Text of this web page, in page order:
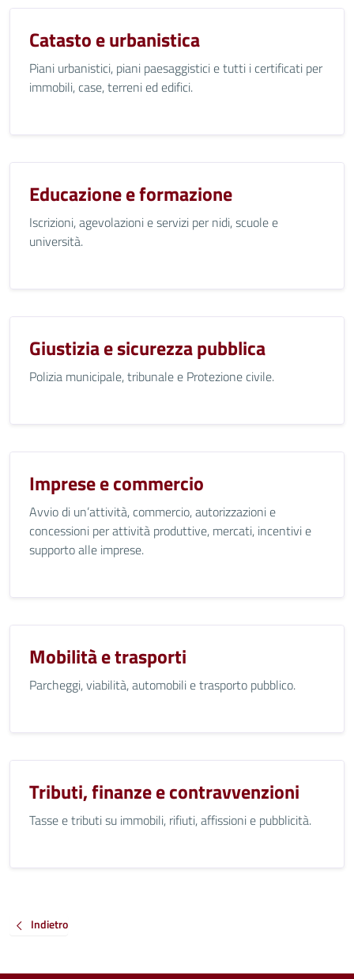
Catasto e urbanistica
Piani urbanistici, piani paesaggistici e tutti i certificati per
immobili, case, terreni ed edifici.
Educazione e formazione
Iscrizioni, agevolazioni e servizi per nidi, scuole e
università.
Giustizia e sicurezza pubblica
Polizia municipale, tribunale e Protezione civile.
Imprese e commercio
Avvio di un’attività, commercio, autorizzazioni e
concessioni per attività produttive, mercati, incentivi e
supporto alle imprese.
Mobilità e trasporti
Parcheggi, viabilità, automobili e trasporto pubblico.
Tributi, finanze e contravvenzioni
Tasse e tributi su immobili, rifiuti, affissioni e pubblicità.
Indietro